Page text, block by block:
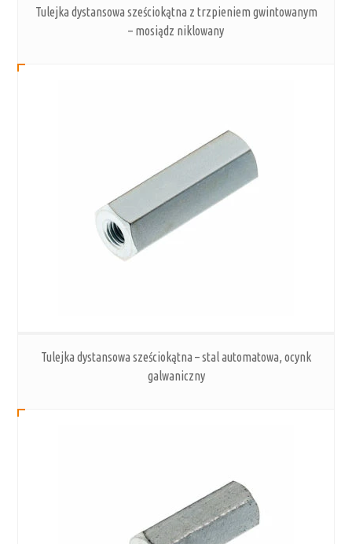
Tulejka dystansowa sześciokątna z trzpieniem gwintowanym
– mosiądz niklowany
Tulejka dystansowa sześciokątna – stal automatowa, ocynk
galwaniczny